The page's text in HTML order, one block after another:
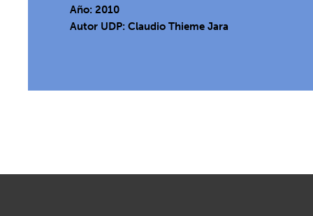
Año: 2010
Autor UDP:Claudio Thieme Jara